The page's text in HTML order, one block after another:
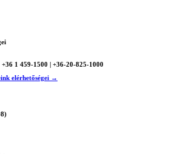
+36 1 459-1500 | +36-20-825-1000
elérhetőségei →